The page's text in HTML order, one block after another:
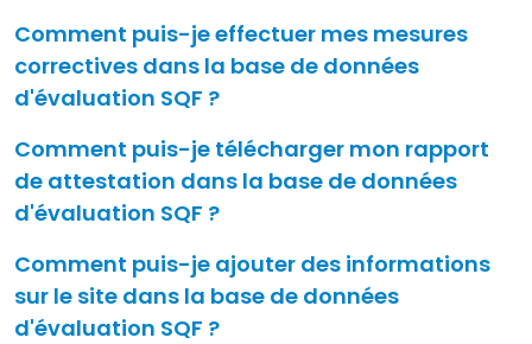
Comment puis-je effectuer mes mesures
correctives dans la base de données
d'évaluation SQF ?
Comment puis-je télécharger mon rapport
de attestation dans la base de données
d'évaluation SQF ?
Comment puis-je ajouter des informations
sur le site dans la base de données
d'évaluation SQF ?